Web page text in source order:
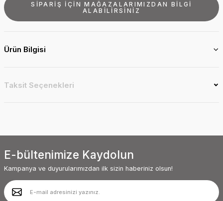
SİPARİŞ İÇİN MAĞAZALARIMIZDAN BİLGİ
ALABİLİRSİNİZ
Ürün Bilgisi
Taksit Seçenekleri
E-bültenimize Kaydolun
Kampanya ve duyurularımızdan ilk sizin haberiniz olsun!